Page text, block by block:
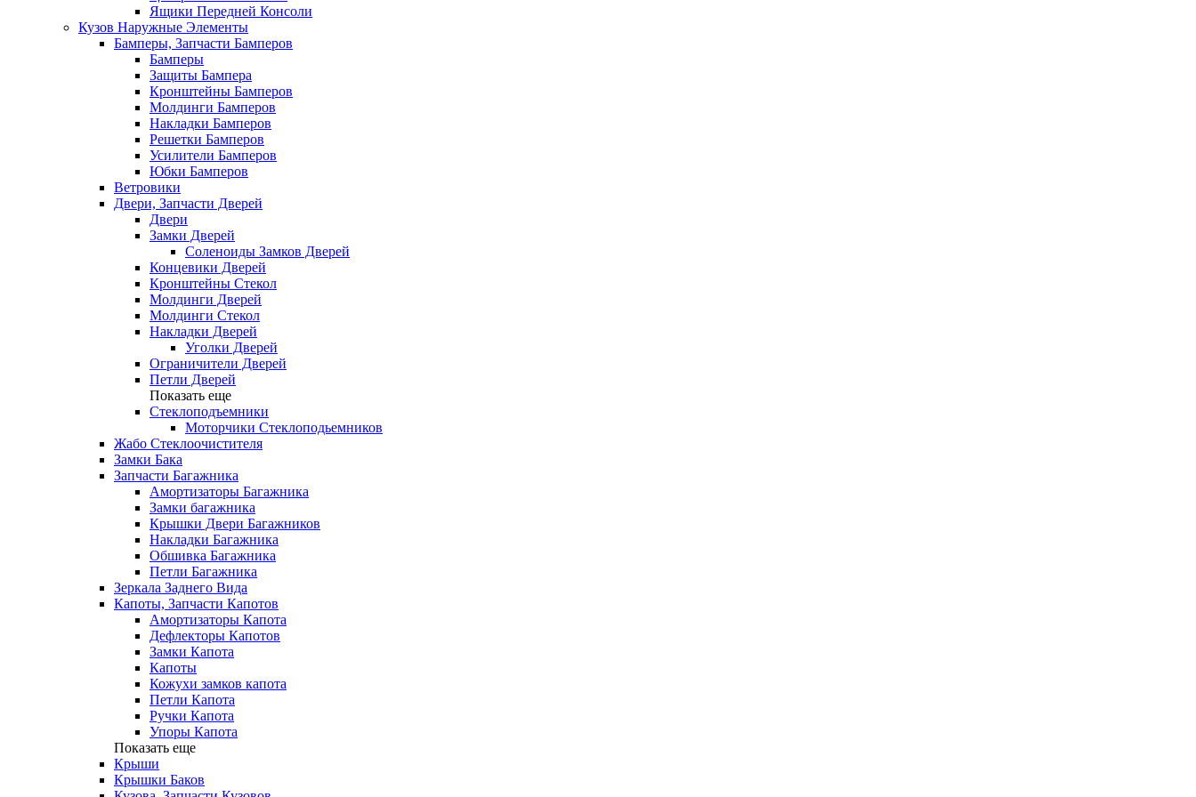
Ящики Передней Консоли
Кузов Наружные Элементы
Бамперы, Запчасти Бамперов
Бамперы
Защиты Бампера
Кронштейны Бамперов
Молдинги Бамперов
Накладки Бамперов
Решетки Бамперов
Усилители Бамперов
Юбки Бамперов
Ветровики
Двери, Запчасти Дверей
Двери
Замки Дверей
Соленоиды Замков Дверей
Концевики Дверей
Кронштейны Стекол
Молдинги Дверей
Молдинги Стекол
Накладки Дверей
Уголки Дверей
Ограничители Дверей
Петли Дверей
Показать еще
Стеклоподъемники
Моторчики Стеклоподьемников
Жабо Стеклоочистителя
Замки Бака
Запчасти Багажника
Амортизаторы Багажника
Замки багажника
Крышки Двери Багажников
Накладки Багажника
Обшивка Багажника
Петли Багажника
Зеркала Заднего Вида
Капоты, Запчасти Капотов
Амортизаторы Капота
Дефлекторы Капотов
Замки Капота
Капоты
Кожухи замков капота
Петли Капота
Ручки Капота
Упоры Капота
Показать еще
Крыши
Крышки Баков